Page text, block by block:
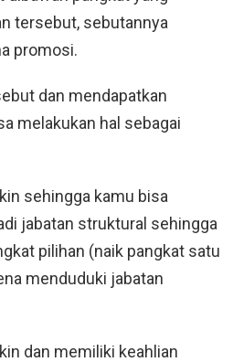
tersebut, sebutannya
promosi.
dan mendapatkan
melakukan hal sebagai
sehingga kamu bisa
jabatan struktural sehingga
pilihan (naik pangkat satu
menduduki jabatan
dan memiliki keahlian